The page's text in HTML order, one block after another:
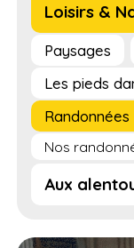
Loisirs &
Paysages
Les pieds
Randonnées
Nos
Aux